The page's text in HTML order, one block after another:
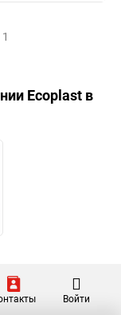
1
Ecoplast в
Войти